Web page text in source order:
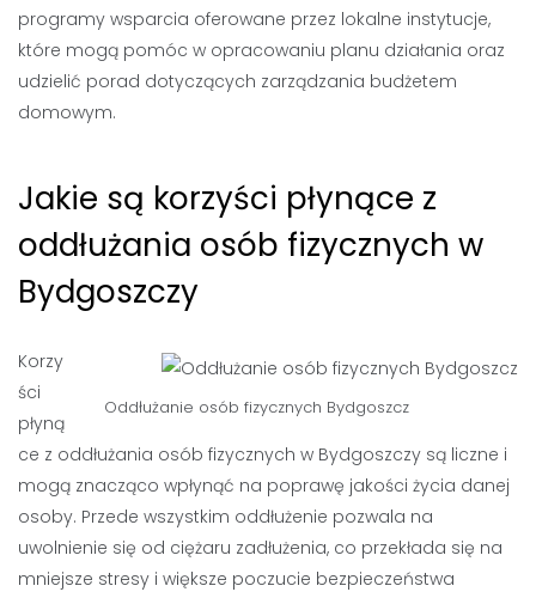
programy wsparcia oferowane przez lokalne instytucje,
które mogą pomóc w opracowaniu planu działania oraz
udzielić porad dotyczących zarządzania budżetem
domowym.
Jakie są korzyści płynące z
oddłużania osób fizycznych w
Bydgoszczy
Oddłużanie osób fizycznych Bydgoszcz
Korzy
ści
płyną
ce z oddłużania osób fizycznych w Bydgoszczy są liczne i
mogą znacząco wpłynąć na poprawę jakości życia danej
osoby. Przede wszystkim oddłużenie pozwala na
uwolnienie się od ciężaru zadłużenia, co przekłada się na
mniejsze stresy i większe poczucie bezpieczeństwa